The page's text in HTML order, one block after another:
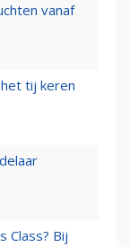
vanaf
tij keren
Class? Bij